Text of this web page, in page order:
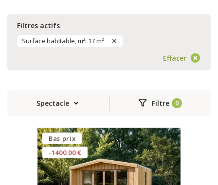
Filtres actifs
Surface habitable, m²: 17 m²
Effacer
Spectacle Filtre
Bas prix
-1400.00 €